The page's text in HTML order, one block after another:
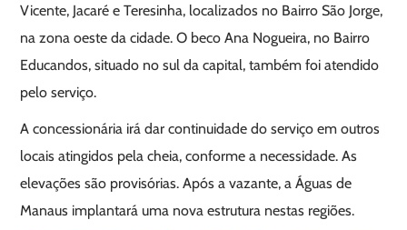
Vicente, Jacaré e Teresinha, localizados no Bairro São Jorge,
na zona oeste da cidade. O beco Ana Nogueira, no Bairro
Educandos, situado no sul da capital, também foi atendido
pelo serviço.
A concessionária irá dar continuidade do serviço em outros
locais atingidos pela cheia, conforme a necessidade. As
elevações são provisórias. Após a vazante, a Águas de
Manaus implantará uma nova estrutura nestas regiões.